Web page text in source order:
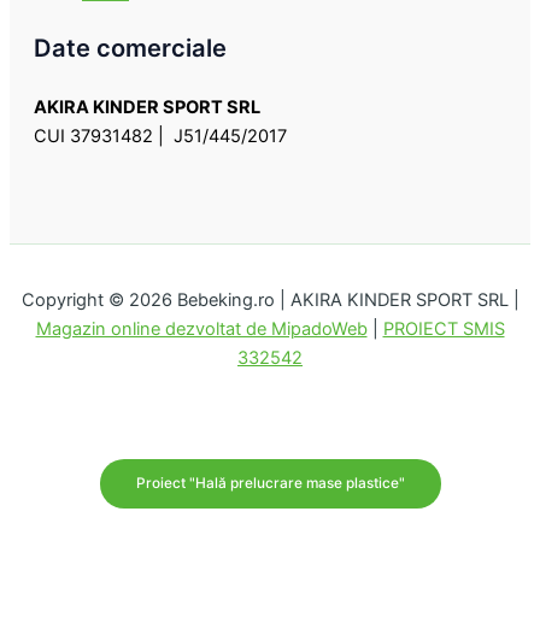
Date comerciale
AKIRA KINDER SPORT SRL
CUI 37931482 | J51/445/2017
Copyright © 2026 Bebeking.ro | AKIRA KINDER SPORT SRL |
Magazin online dezvoltat de MipadoWeb| PROIECT SMIS
332542
Proiect "Hală prelucrare mase plastice"